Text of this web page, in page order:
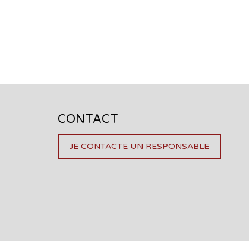
CONTACT
JE CONTACTE UN RESPONSABLE